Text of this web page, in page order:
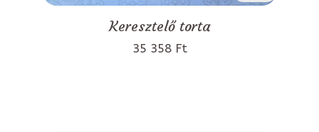
Keresztelő torta
35 358 Ft